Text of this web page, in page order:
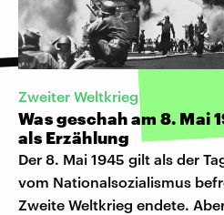
Zweiter Weltkrieg
Was geschah am 8. Mai
als Erzählung
Der 8. Mai 1945 gilt als der
vom Nationalsozialismus
Zweite Weltkrieg endete.